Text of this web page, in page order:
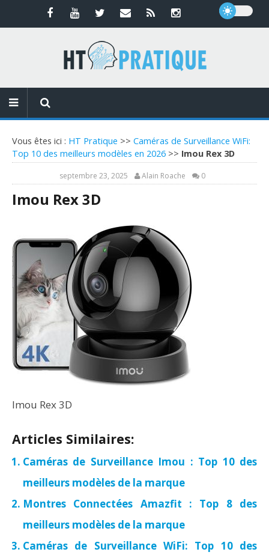
Vous êtes ici : HT Pratique >> Caméras de Surveillance WiFi:
Top 10 des meilleurs modèles en 2026 >> Imou Rex 3D
septembre 23, 2025 Alain Roache 0
Imou Rex 3D
Imou Rex 3D
Articles Similaires:
Caméras de Surveillance Imou : Top 10 des
meilleurs modèles de la marque
Montres Connectées Amazfit : Top 8 des
meilleurs modèles de la marque
Caméras de Surveillance WiFi: Top 10 des